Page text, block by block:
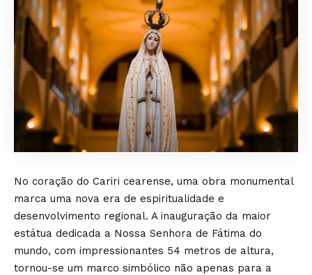
No coração do Cariri cearense, uma obra monumental
marca uma nova era de espiritualidade e
desenvolvimento regional. A inauguração da maior
estátua dedicada a Nossa Senhora de Fátima do
mundo, com impressionantes 54 metros de altura,
tornou-se um marco simbólico não apenas para a